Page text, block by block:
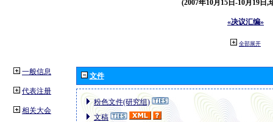
(2007年10月15日-10月19日,
«决议汇编»
全部展开
一般信息
代表注册
相关大会
文件
粉色文件(研究组)
文稿